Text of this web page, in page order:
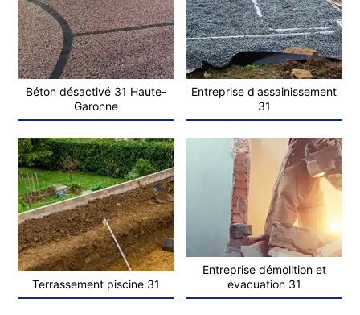
Béton désactivé 31 Haute-
Garonne
Entreprise d'assainissement
31
Terrassement piscine 31
Entreprise démolition et
évacuation 31